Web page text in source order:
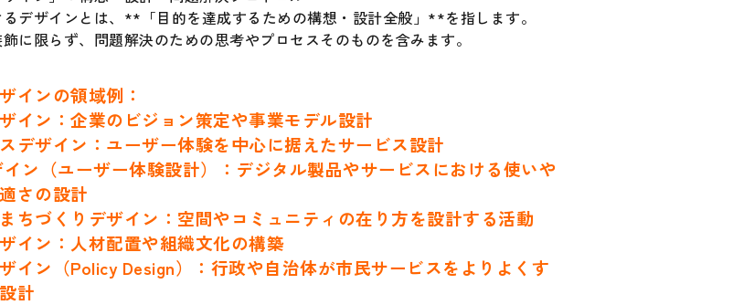
デザインとは、**「目的を達成するための構想・設計全般」**を指します。
に限らず、問題解決のための思考やプロセスそのものを含みます。
インの領域例：
イン：企業のビジョン策定や事業モデル設計
デザイン：ユーザー体験を中心に据えたサービス設計
イン（ユーザー体験設計）：デジタル製品やサービスにおける使いや
さの設計
ちづくりデザイン：空間やコミュニティの在り方を設計する活動
イン：人材配置や組織文化の構築
イン（Policy Design）：行政や自治体が市民サービスをよりよくす
計